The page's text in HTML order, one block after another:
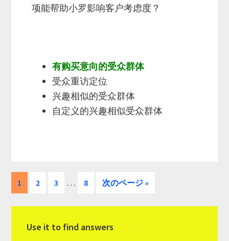
项能帮助小罗影响客户考虑度？
有购买意向的受众群体
受众重访定位
兴趣相似的受众群体
自定义的兴趣相似受众群体
ペ
ー
ジ
1
ペ
ジ
2
ペ
ジ
3
Interim
omitted
…
ペ
ジ
8
移
次のページ »
Use it to find answers